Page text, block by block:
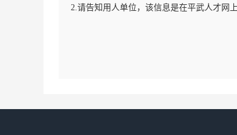
2.请告知用人单位，该信息是在平武人才网上